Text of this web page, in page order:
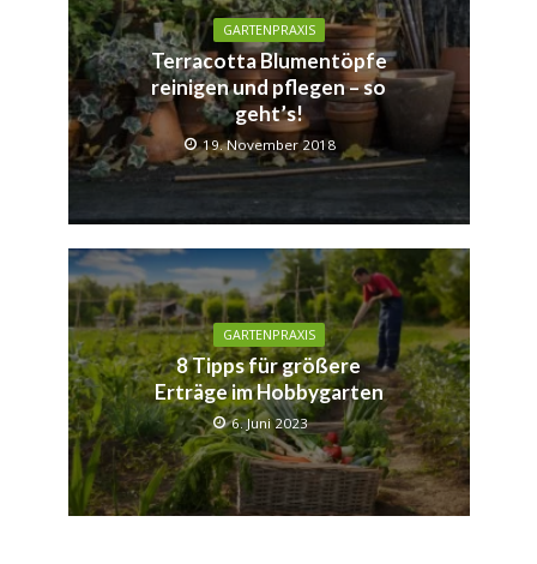
GARTENPRAXIS
Terracotta Blumentöpfe
reinigen und pflegen – so
geht’s!
19. November 2018
GARTENPRAXIS
8 Tipps für größere
Erträge im Hobbygarten
6. Juni 2023